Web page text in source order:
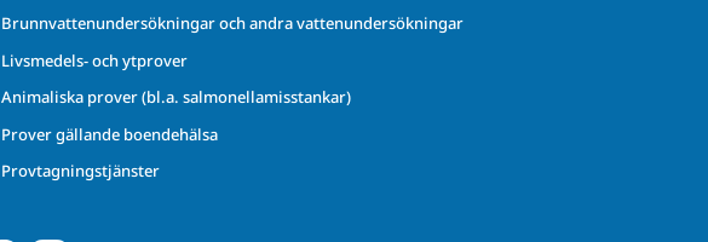
Brunnvattenundersökningar och andra vattenundersökningar
Livsmedels- och ytprover
Animaliska prover (bl.a. salmonellamisstankar)
Prover gällande boendehälsa
Provtagningstjänster